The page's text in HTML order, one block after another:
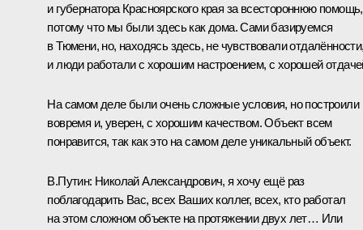
и губернатора Красноярского края за всестороннюю помощь,
потому что мы были здесь как дома. Сами базируемся
в Тюмени, но, находясь здесь, не чувствовали
и люди работали с хорошим настроением, с хорошей
На самом деле были очень сложные условия, но построили
вовремя и, уверен, с хорошим качеством. Объект всем
понравится, так как это на самом деле уникальный объект.
В.Путин: Николай Александрович, я хочу ещё раз
поблагодарить Вас, всех Ваших коллег, всех, кто работал
на этом сложном объекте на протяжении двух лет… Или